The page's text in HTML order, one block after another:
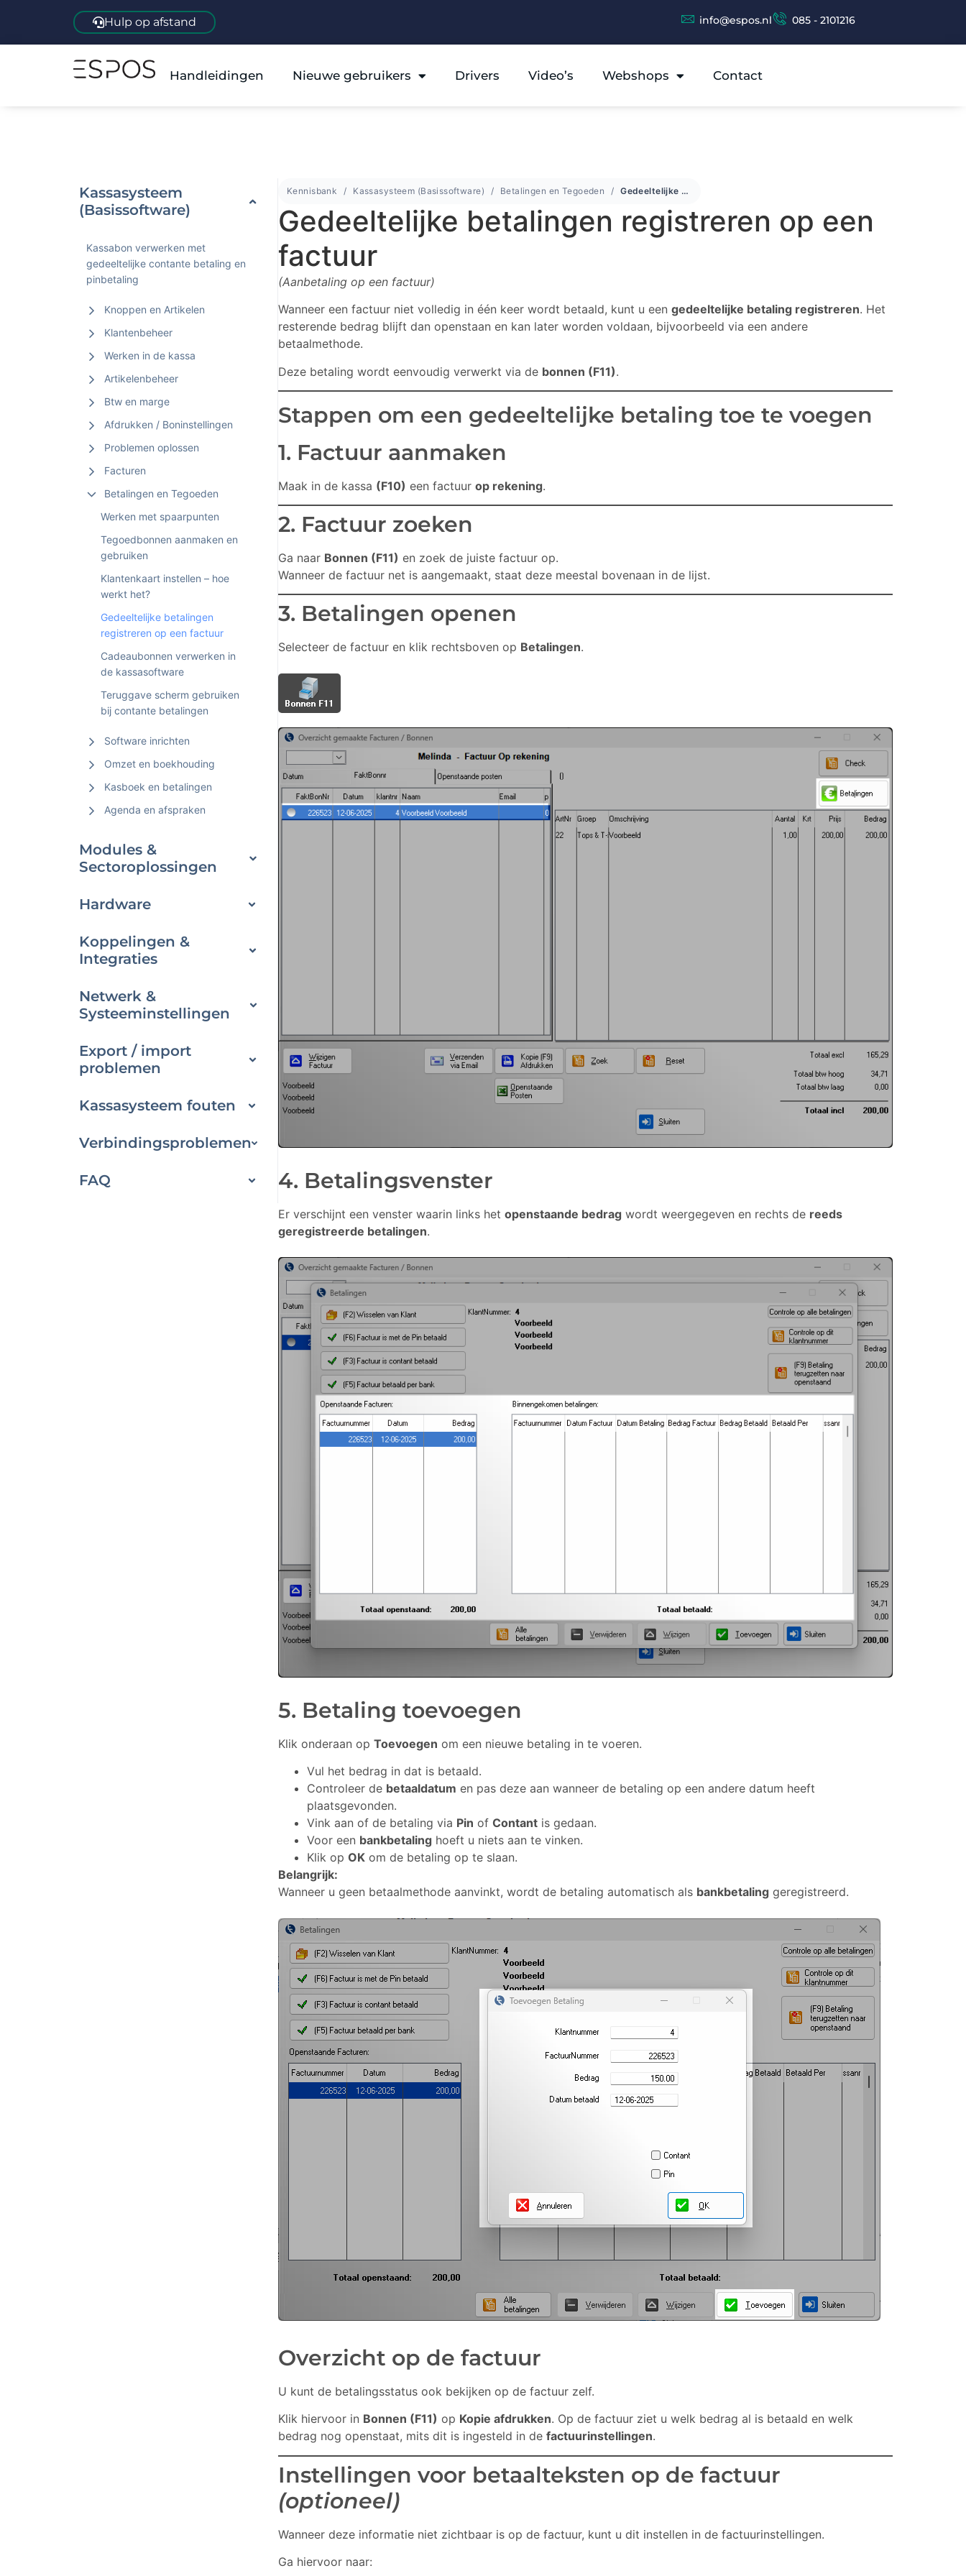
Hulp op afstand info@espos.nl 085 - 2101216
Handleidingen Nieuwe gebruikers Drivers Video’s Webshops Contact
Kassasysteem
(Basissoftware)
Kassabon verwerken met
gedeeltelijke contante betaling en
pinbetaling
Knoppen en Artikelen
Klantenbeheer
Werken in de kassa
Artikelenbeheer
Btw en marge
Afdrukken / Boninstellingen
Problemen oplossen
Facturen
Betalingen en Tegoeden
Werken met spaarpunten
Tegoedbonnen aanmaken en
gebruiken
Klantenkaart instellen – hoe
werkt het?
Gedeeltelijke betalingen
registreren op een factuur
Cadeaubonnen verwerken in
de kassasoftware
Teruggave scherm gebruiken
bij contante betalingen
Software inrichten
Omzet en boekhouding
Kasboek en betalingen
Agenda en afspraken
Modules &
Sectoroplossingen
Hardware
Koppelingen &
Integraties
Netwerk &
Systeeminstellingen
Export / import
problemen
Kassasysteem fouten
Verbindingsproblemen
FAQ
Kennisbank Kassasysteem (Basissoftware) Betalingen en Tegoeden Gedeeltelijke betalingen registreren op een factuur
Gedeeltelijke betalingen registreren op een
factuur
(Aanbetaling op een factuur)
Wanneer een factuur niet volledig in één keer wordt betaald, kunt u een gedeeltelijke betaling registreren. Het
resterende bedrag blijft dan openstaan en kan later worden voldaan, bijvoorbeeld via een andere
betaalmethode.
Deze betaling wordt eenvoudig verwerkt via de bonnen (F11).
Stappen om een gedeeltelijke betaling toe te voegen
1. Factuur aanmaken
Maak in de kassa (F10) een factuur op rekening.
2. Factuur zoeken
Ga naar Bonnen (F11) en zoek de juiste factuur op.
Wanneer de factuur net is aangemaakt, staat deze meestal bovenaan in de lijst.
3. Betalingen openen
Selecteer de factuur en klik rechtsboven op Betalingen.
4. Betalingsvenster
Er verschijnt een venster waarin links het openstaande bedrag wordt weergegeven en rechts de reeds
geregistreerde betalingen.
5. Betaling toevoegen
Klik onderaan op Toevoegen om een nieuwe betaling in te voeren.
Vul het bedrag in dat is betaald.
Controleer de betaaldatum en pas deze aan wanneer de betaling op een andere datum heeft
plaatsgevonden.
Vink aan of de betaling via Pin of Contant is gedaan.
Voor een bankbetaling hoeft u niets aan te vinken.
Klik op OK om de betaling op te slaan.
Belangrijk:
Wanneer u geen betaalmethode aanvinkt, wordt de betaling automatisch als bankbetaling geregistreerd.
Overzicht op de factuur
U kunt de betalingsstatus ook bekijken op de factuur zelf.
Klik hiervoor in Bonnen (F11) op Kopie afdrukken. Op de factuur ziet u welk bedrag al is betaald en welk
bedrag nog openstaat, mits dit is ingesteld in de factuurinstellingen.
Instellingen voor betaalteksten op de factuur
(optioneel)
Wanneer deze informatie niet zichtbaar is op de factuur, kunt u dit instellen in de factuurinstellingen.
Ga hiervoor naar: